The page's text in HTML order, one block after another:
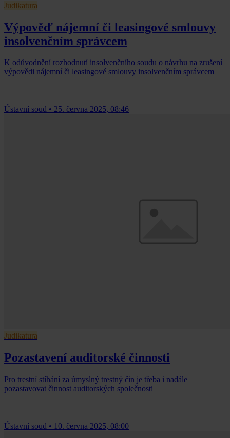
Judikatura
Výpověď nájemní či leasingové smlouvy
insolvenčním správcem
K odůvodnění rozhodnutí insolvenčního soudu o návrhu na zrušení
výpovědi nájemní či leasingové smlouvy insolvenčním správcem
Ústavní soud • 25. června 2025, 08:46
Judikatura
Pozastavení auditorské činnosti
Pro trestní stíhání za úmyslný trestný čin je třeba i nadále
pozastavovat činnost auditorských společnosti
Ústavní soud • 10. června 2025, 08:00